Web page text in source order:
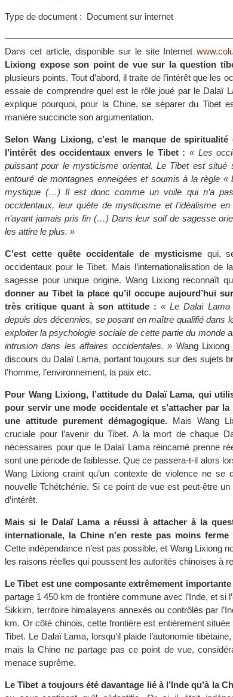
Type de document : Document sur internet
Dans cet article, disponible sur le site Internet
Lixiong expose son point de vue sur la question
plusieurs points. Tout d’abord, il traite de l’intérêt que les
essaie de comprendre quel est le rôle joué par le Dalaï
explique pourquoi, pour la Chine, se séparer du Tibet
manière succincte son argumentation.
Selon Wang Lixiong, c’est le manque de
l’intérêt des occidentaux envers le Tibet : « Les
puissant pour le mysticisme oriental. Le Tibet est
entouré de montagnes enneigées et soumis à la règle
mystique (…) Il est donc comme un voile qui n’a
occidentaux, leur quête de mysticisme et l’idéalisme
n’ayant jamais pris fin (…) Dans leur soif de sagesse
les attire le plus. »
C’est cette quête occidentale de mysticismequi,
occidentaux pour le Tibet. Mais l’internationalisation de
sagesse pour unique origine. Wang Lixiong reconnaît
donner au Tibet la place qu’il occupe aujourd’hui
très critique quant à son attitude : « Le Dalaï Lama
depuis des décennies, se posant en maître qualifié dans
exploiter la psychologie sociale de cette partie du monde
intrusion dans les affaires occidentales. » Wang
discours du Dalaï Lama, portant toujours sur des sujets
l’homme, l’environnement, la paix etc.
Pour Wang Lixiong, l’attitude du Dalaï Lama, qui
pour servir une mode occidentale et s’attacher par
une attitude purement démagogique. Mais Wang
cruciale pour l’avenir du Tibet. A la mort de chaque
nécessaires pour que le Dalaï Lama réincarné prenne
sont une période de faiblesse. Que ce passera-t-il alors
Wang Lixiong craint qu’un contexte de violence ne se
nouvelle Tchétchénie. Si ce point de vue est peut-être
d’intérêt.
Mais si le Dalaï Lama a réussi à attacher à la
internationale, la Chine n’en reste pas moins
Cette indépendance n’est pas possible, et Wang Lixiong
les raisons réelles qui poussent les autorités chinoises à
Le Tibet est une composante extrêmement
partage 1 450 km de frontière commune avec l’Inde, et si
Sikkim, territoire himalayens annexés ou contrôlés par
km. Or côté chinois, cette frontière est entièrement
Tibet. Le Dalaï Lama, lorsqu’il plaide l’autonomie
mais la Chine ne partage pas ce point de vue,
menace suprême.
Le Tibet a toujours été davantage lié à l’Inde qu’à la